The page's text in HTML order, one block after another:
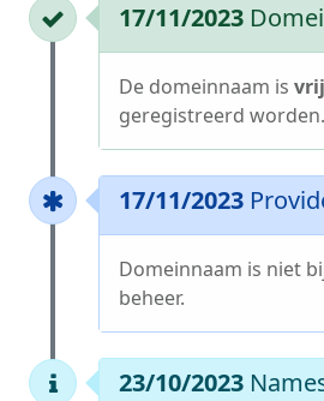
17/11/2023
De domeinnaam is vrij
geregistreerd worden.
17/11/2023
Domeinnaam is niet
beheer.
23/10/2023